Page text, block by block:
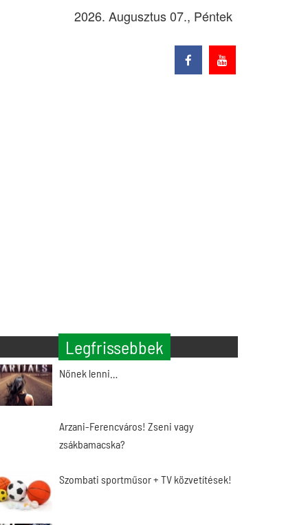
2026. Augusztus 07., Péntek
Legfrissebbek
Nőnek lenni…
Arzani-Ferencváros! Zseni vagy
zsákbamacska?
Szombati sportműsor + TV közvetítések!